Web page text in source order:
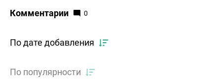
Комментарии 0
По дате добавления
По популярности